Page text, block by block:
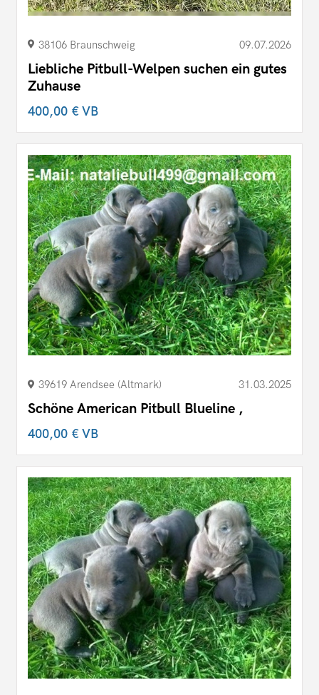
38106 Braunschweig 09.07.2026
Liebliche Pitbull-Welpen suchen ein gutes
Zuhause
400,00 €VB
39619 Arendsee (Altmark) 31.03.2025
Schöne American Pitbull Blueline ,
400,00 €VB